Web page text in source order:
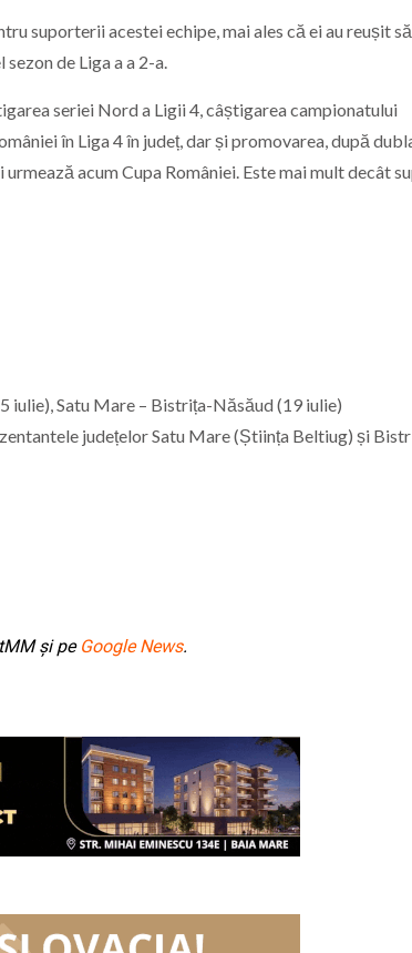
suporterii acestei echipe, mai ales că ei au reușit
de Liga a a 2-a.
seriei Nord a Ligii 4, câștigarea campionatului
în Liga 4 în județ, dar și promovarea, după
acum Cupa României. Este mai mult decât
iulie), Satu Mare – Bistrița-Năsăud (19 iulie)
județelor Satu Mare (Știința Beltiug) și
și pe Google News.